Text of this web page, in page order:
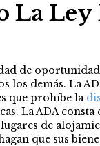
La
de
demás. La
que prohíbe la
La ADA
de
que sus